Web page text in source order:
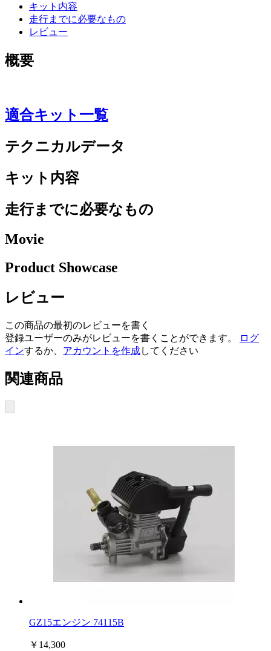
キット内容
走行までに必要なもの
レビュー
概要
適合キット一覧
テクニカルデータ
キット内容
走行までに必要なもの
Movie
Product Showcase
レビュー
この商品の最初のレビューを書く
登録ユーザーのみがレビューを書くことができます。
ログ
インするか、 アカウントを作成してください
関連商品
GZ15エンジン 74115B
￥14,300